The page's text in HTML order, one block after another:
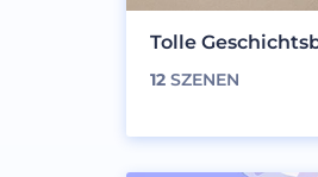
Tolle
12 SZENEN